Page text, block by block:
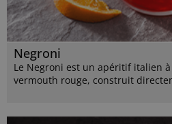
Negroni
Le Negroni est un apéritif italien
vermouth rouge, construit